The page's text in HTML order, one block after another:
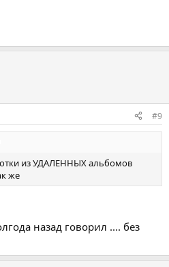
#9
из УДАЛЕННЫХ альбомов
же
назад говорил .... без